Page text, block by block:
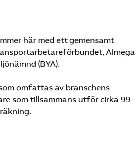
här med ett gemensamt
Almega
(BYA).
omfattas av branschens
som tillsammans utför cirka 99